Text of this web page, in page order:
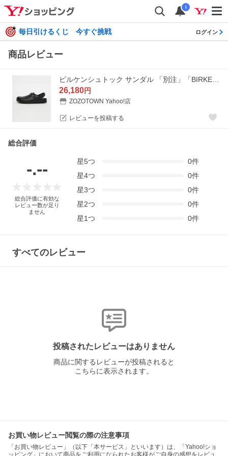
i
毎日引けるくじ 今すぐ挑戦 ログイン
商品レビュー
26,180円
ZOZOTOWN Yahoo!店
レビューを投稿する
総合評価
-.--
総合評価に有効な
レビュー数が足り
ません
星5つ 0件
星4つ 0件
星3つ 0件
星2つ 0件
星1つ 0件
すべてのレビュー
投稿されたレビューはありません
商品に関するレビューが投稿されると
こちらに表示されます。
お買い物レビュー閲覧の際の注意事項
「お買い物レビュー」（以下「本サービス」といいます）は、「Yahoo!ショ
ッピング」において商品をご利用になられたお客様がご自身の感想をレビュ